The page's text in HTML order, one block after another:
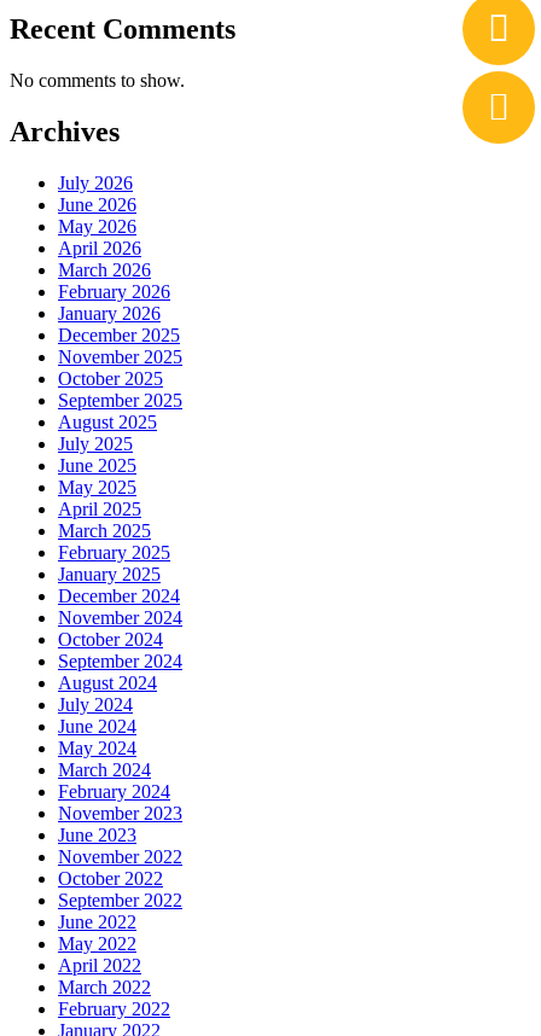
Recent Comments
No comments to show.
Archives
July 2026
June 2026
May 2026
April 2026
March 2026
February 2026
January 2026
December 2025
November 2025
October 2025
September 2025
August 2025
July 2025
June 2025
May 2025
April 2025
March 2025
February 2025
January 2025
December 2024
November 2024
October 2024
September 2024
August 2024
July 2024
June 2024
May 2024
March 2024
February 2024
November 2023
June 2023
November 2022
October 2022
September 2022
June 2022
May 2022
April 2022
March 2022
February 2022
January 2022